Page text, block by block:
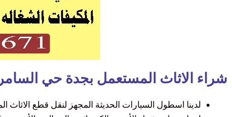
شراء الاثاث المستعمل بجدة حي السامر
لدينا اسطول السيارات الحديثة المجهز لنقل قطع الاثاث